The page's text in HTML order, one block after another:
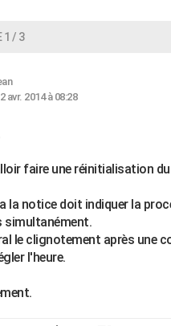
1 / 3
avr. 2014 à 08:28
faire une réinitialisation
la notice doit indiquer la
simultanément.
le clignotement après une
l'heure.